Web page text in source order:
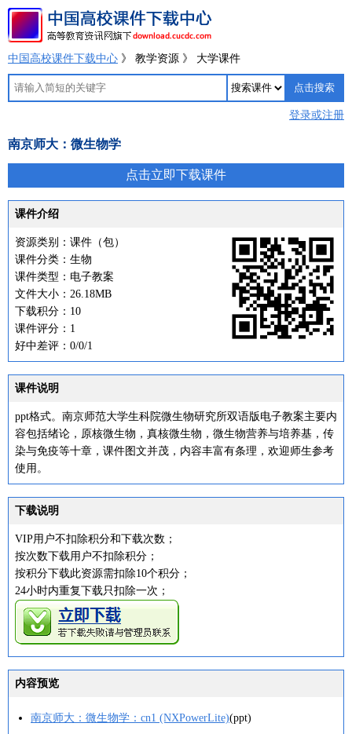
中国高校课件下载中心 》 教学资源 》 大学课件
登录或注册
南京师大：微生物学
点击立即下载课件
课件介绍
资源类别：课件（包）
课件分类：生物
课件类型：电子教案
文件大小：26.18MB
下载积分：10
课件评分：1
好中差评：0/0/1
课件说明
ppt格式。南京师范大学生科院微生物研究所双语版电子教案主要内
容包括绪论，原核微生物，真核微生物，微生物营养与培养基，传
染与免疫等十章，课件图文并茂，内容丰富有条理，欢迎师生参考
使用。
下载说明
VIP用户不扣除积分和下载次数；
按次数下载用户不扣除积分；
按积分下载此资源需扣除10个积分；
24小时内重复下载只扣除一次；
内容预览
南京师大：微生物学：cn1 (NXPowerLite)(ppt)